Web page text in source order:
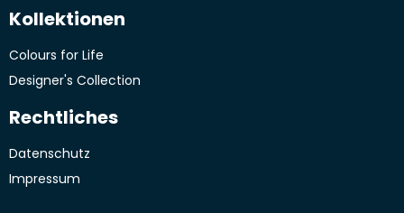
Kollektionen
Colours for Life
Designer's Collection
Rechtliches
Datenschutz
Impressum